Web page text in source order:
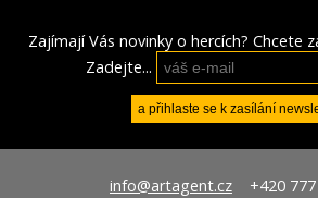
Zajímají Vás novinky o hercích? Chcete
Zadejte...
info@artagent.cz+420 777